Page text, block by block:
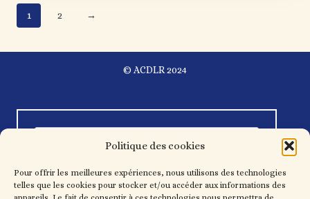
Politique des cookies
Pour offrir les meilleures expériences, nous utilisons des technologies
telles que les cookies pour stocker et/ou accéder aux informations des
1 2 →
© ACDLR 2024